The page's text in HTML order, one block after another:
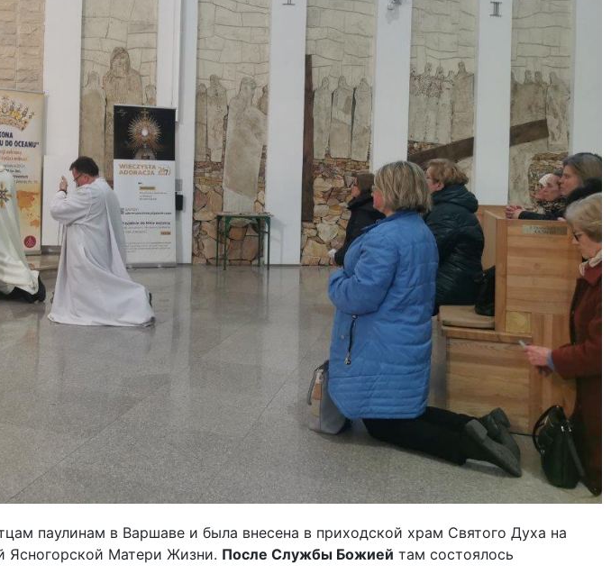
паулинам в Варшаве и была внесена в приходской храм Святого Духа на
Ясногорской Матери Жизни. После Службы Божией там состоялось